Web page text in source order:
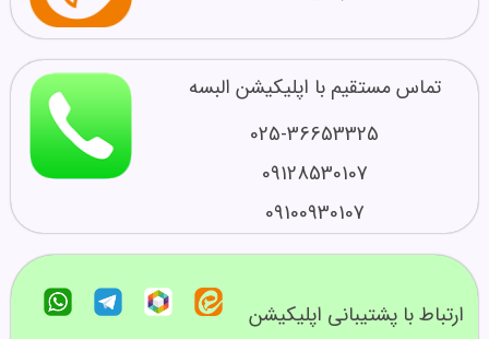
تماس مستقیم با اپلیکیشن البسه
025-36653325
09128530107
09100930107
ارتباط با پشتیبانی اپلیکیشن